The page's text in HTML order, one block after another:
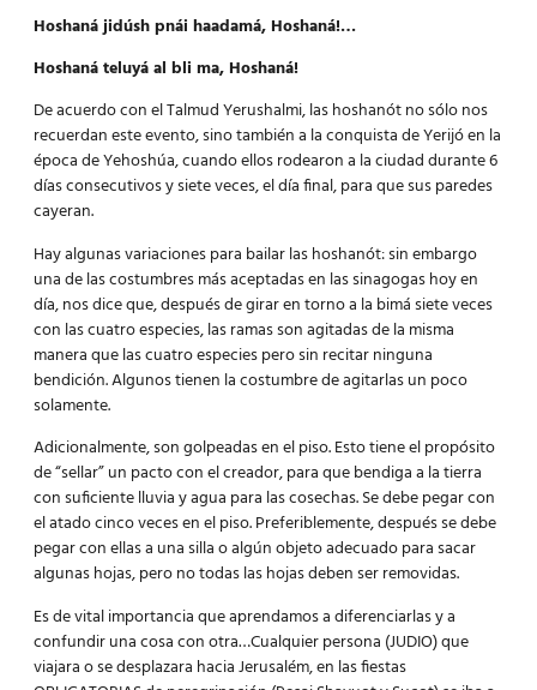
Hoshaná jidúsh pnái haadamá, Hoshaná!…
Hoshaná teluyá al bli ma, Hoshaná!
De acuerdo con el Talmud Yerushalmi, las hoshanót no sólo nos
recuerdan este evento, sino también a la conquista de Yerijó en la
época de Yehoshúa, cuando ellos rodearon a la ciudad durante 6
días consecutivos y siete veces, el día final, para que sus paredes
cayeran.
Hay algunas variaciones para bailar las hoshanót: sin embargo
una de las costumbres más aceptadas en las sinagogas hoy en
día, nos dice que, después de girar en torno a la bimá siete veces
con las cuatro especies, las ramas son agitadas de la misma
manera que las cuatro especies pero sin recitar ninguna
bendición. Algunos tienen la costumbre de agitarlas un poco
solamente.
Adicionalmente, son golpeadas en el piso. Esto tiene el propósito
de “sellar” un pacto con el creador, para que bendiga a la tierra
con suficiente lluvia y agua para las cosechas. Se debe pegar con
el atado cinco veces en el piso. Preferiblemente, después se debe
pegar con ellas a una silla o algún objeto adecuado para sacar
algunas hojas, pero no todas las hojas deben ser removidas.
Es de vital importancia que aprendamos a diferenciarlas y a
confundir una cosa con otra…Cualquier persona (JUDIO) que
viajara o se desplazara hacia Jerusalém, en las fiestas